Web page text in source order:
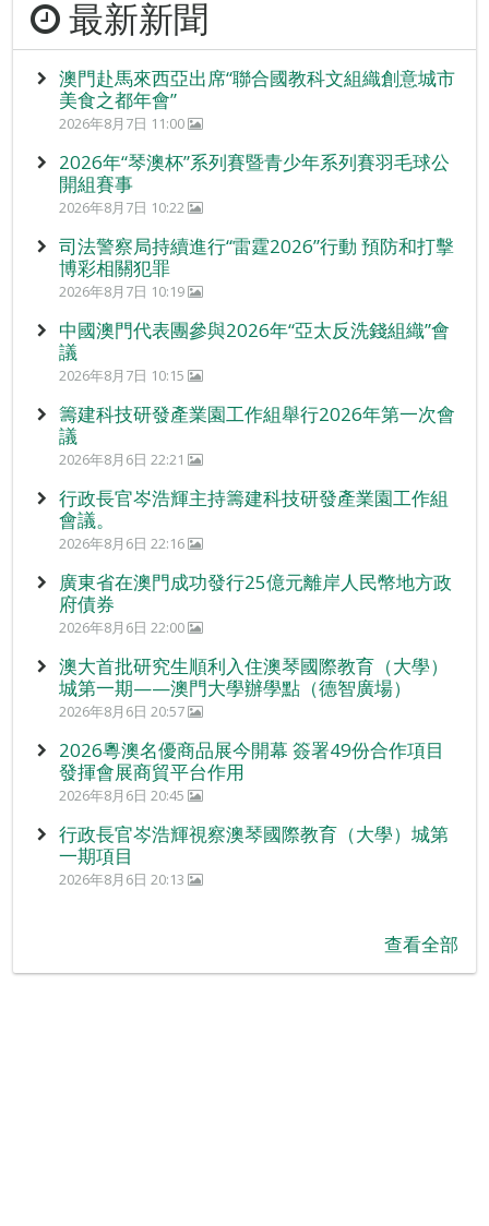
最新新聞
澳門赴馬來西亞出席“聯合國教科文組織創意城市
美食之都年會”
2026年8月7日 11:00
2026年“琴澳杯”系列賽暨青少年系列賽羽毛球公
開組賽事
2026年8月7日 10:22
司法警察局持續進行“雷霆2026”行動 預防和打擊
博彩相關犯罪
2026年8月7日 10:19
中國澳門代表團參與2026年“亞太反洗錢組織”會
議
2026年8月7日 10:15
籌建科技研發產業園工作組舉行2026年第一次會
議
2026年8月6日 22:21
行政長官岑浩輝主持籌建科技研發產業園工作組
會議。
2026年8月6日 22:16
廣東省在澳門成功發行25億元離岸人民幣地方政
府債券
2026年8月6日 22:00
澳大首批研究生順利入住澳琴國際教育（大學）
城第一期——澳門大學辦學點（德智廣場）
2026年8月6日 20:57
2026粵澳名優商品展今開幕 簽署49份合作項目
發揮會展商貿平台作用
2026年8月6日 20:45
行政長官岑浩輝視察澳琴國際教育（大學）城第
一期項目
2026年8月6日 20:13
查看全部